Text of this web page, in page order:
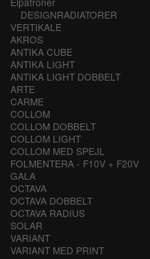
DESIGNRADIATORER
VERTIKALE
AKROS
ANTIKA CUBE
ANTIKA LIGHT
ANTIKA LIGHT DOBBELT
ARTE
CARME
COLLOM
COLLOM DOBBELT
COLLOM LIGHT
COLLOM MED SPEJL
FOLMENTERA - F10V + F20V
GALA
OCTAVA
OCTAVA DOBBELT
OCTAVA RADIUS
SOLAR
VARIANT
VARIANT MED PRINT